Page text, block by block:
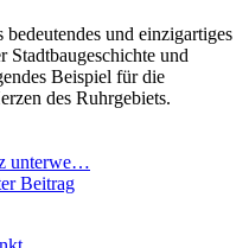
und einzigartiges
Stadtbaugeschichte und
Beispiel für die
des Ruhrgebiets.
unterwe…
Beitrag